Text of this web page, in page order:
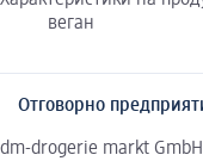
веган
Отговорно
dm-drogerie markt